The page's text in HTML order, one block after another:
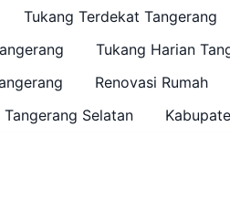
Tukang Terdekat Tangerang
Tukang Harian
Renovasi Rumah
Tangerang Selatan